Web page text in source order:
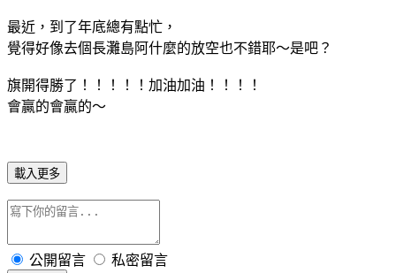
最近，到了年底總有點忙，
覺得好像去個長灘島阿什麼的放空也不錯耶～是吧？
旗開得勝了！！！！！加油加油！！！！
會贏的會贏的～
載入更多
公開留言 私密留言